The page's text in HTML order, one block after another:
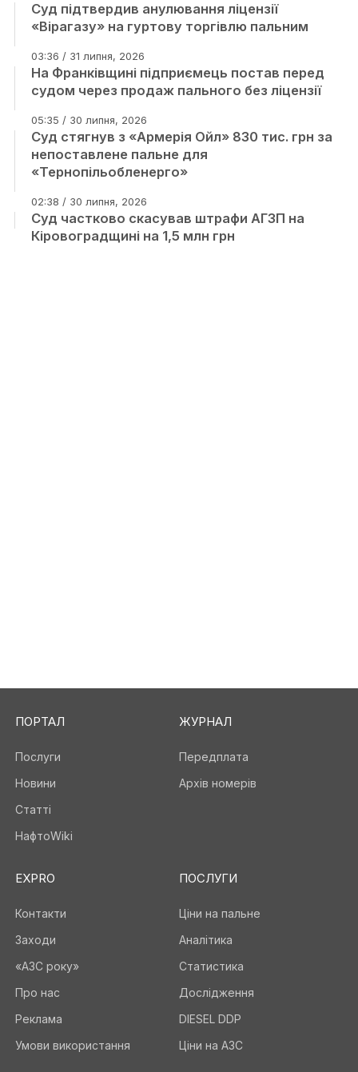
Суд підтвердив анулювання ліцензії
«Вірагазу» на гуртову торгівлю пальним
03:36 / 31 липня, 2026
На Франківщині підприємець постав перед
судом через продаж пального без ліцензії
05:35 / 30 липня, 2026
Суд стягнув з «Армерія Ойл» 830 тис. грн за
непоставлене пальне для
«Тернопільобленерго»
02:38 / 30 липня, 2026
Суд частково скасував штрафи АГЗП на
Кіровоградщині на 1,5 млн грн
ПОРТАЛ
Послуги
Новини
Статті
НафтоWiki
ЖУРНАЛ
Передплата
Архів номерів
EXPRO
Контакти
Заходи
«АЗС року»
Про нас
Реклама
Умови використання
ПОСЛУГИ
Ціни на пальне
Аналітика
Статистика
Дослідження
DIESEL DDP
Ціни на АЗС